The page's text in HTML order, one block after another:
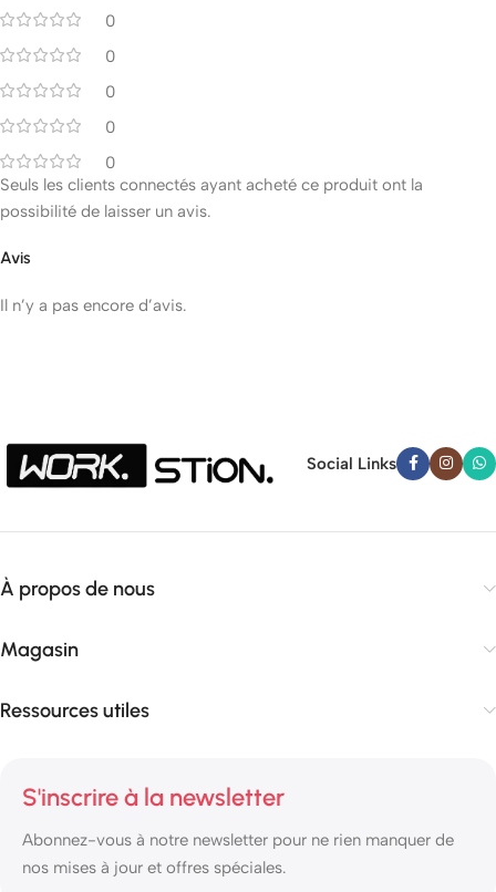
0
0
0
0
0
Avis
Il n’y a pas encore d’avis.
Seuls les clients connectés ayant acheté ce produit ont la
possibilité de laisser un avis.
Social Links
À propos de nous
Magasin
Ressources utiles
S'inscrire à la newsletter
Abonnez-vous à notre newsletter pour ne rien manquer de
nos mises à jour et offres spéciales.